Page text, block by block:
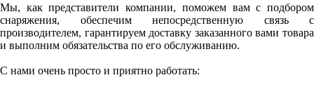
Мы, как представители компании, поможем вам с подбором
снаряжения, обеспечим непосредственную связь с
производителем, гарантируем доставку заказанного вами товара
и выполним обязательства по его обслуживанию.
С нами очень просто и приятно работать: